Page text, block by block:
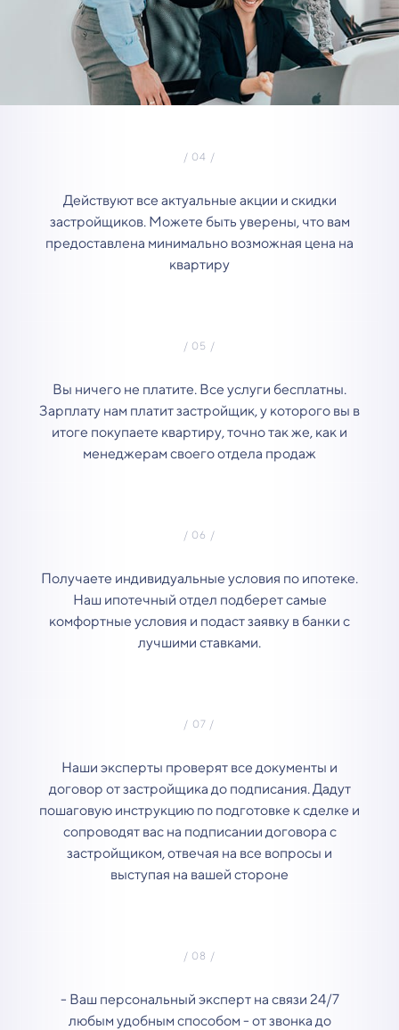
Действуют все актуальные акции и скидки
застройщиков. Можете быть уверены, что вам
предоставлена минимально возможная цена на
квартиру
Вы ничего не платите. Все услуги бесплатны.
Зарплату нам платит застройщик, у которого вы в
итоге покупаете квартиру, точно так же, как и
менеджерам своего отдела продаж
Получаете индивидуальные условия по ипотеке.
Наш ипотечный отдел подберет самые
комфортные условия и подаст заявку в банки с
лучшими ставками.
Наши эксперты проверят все документы и
договор от застройщика до подписания. Дадут
пошаговую инструкцию по подготовке к сделке и
сопроводят вас на подписании договора с
застройщиком, отвечая на все вопросы и
выступая на вашей стороне
- Ваш персональный эксперт на связи 24/7
любым удобным способом - от звонка до